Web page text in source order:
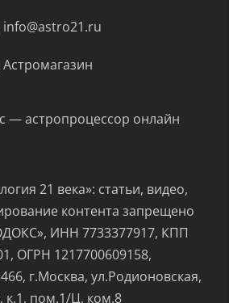
info@astro21.ru
Астромагазин
— астропроцессор онлайн
21 века»: статьи, видео,
контента запрещено
ИНН 7733377917, КПП
ОГРН 1217700609158,
г.Москва, ул.Родионовская,
к.1, пом.1/Ц, ком.8